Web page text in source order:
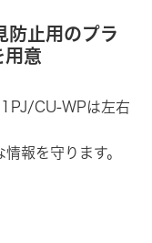
防止用のプラ
用意
CU-WPは左右
報を守ります。